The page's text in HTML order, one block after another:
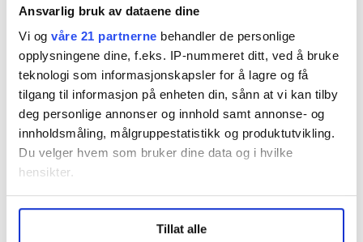
Ansvarlig bruk av dataene dine
Vi og våre 21 partnerne behandler de personlige
opplysningene dine, f.eks. IP-nummeret ditt, ved å bruke
teknologi som informasjonskapsler for å lagre og få
tilgang til informasjon på enheten din, sånn at vi kan tilby
deg personlige annonser og innhold samt annonse- og
innholdsmåling, målgruppestatistikk og produktutvikling.
Du velger hvem som bruker dine data og i hvilke
hensikter.
Undermer infokan du lese om hvordan dine personlige
data behandles og hvordan du kan velge hvordan de skal
Tillat alle
Nå:4stillingsannonser